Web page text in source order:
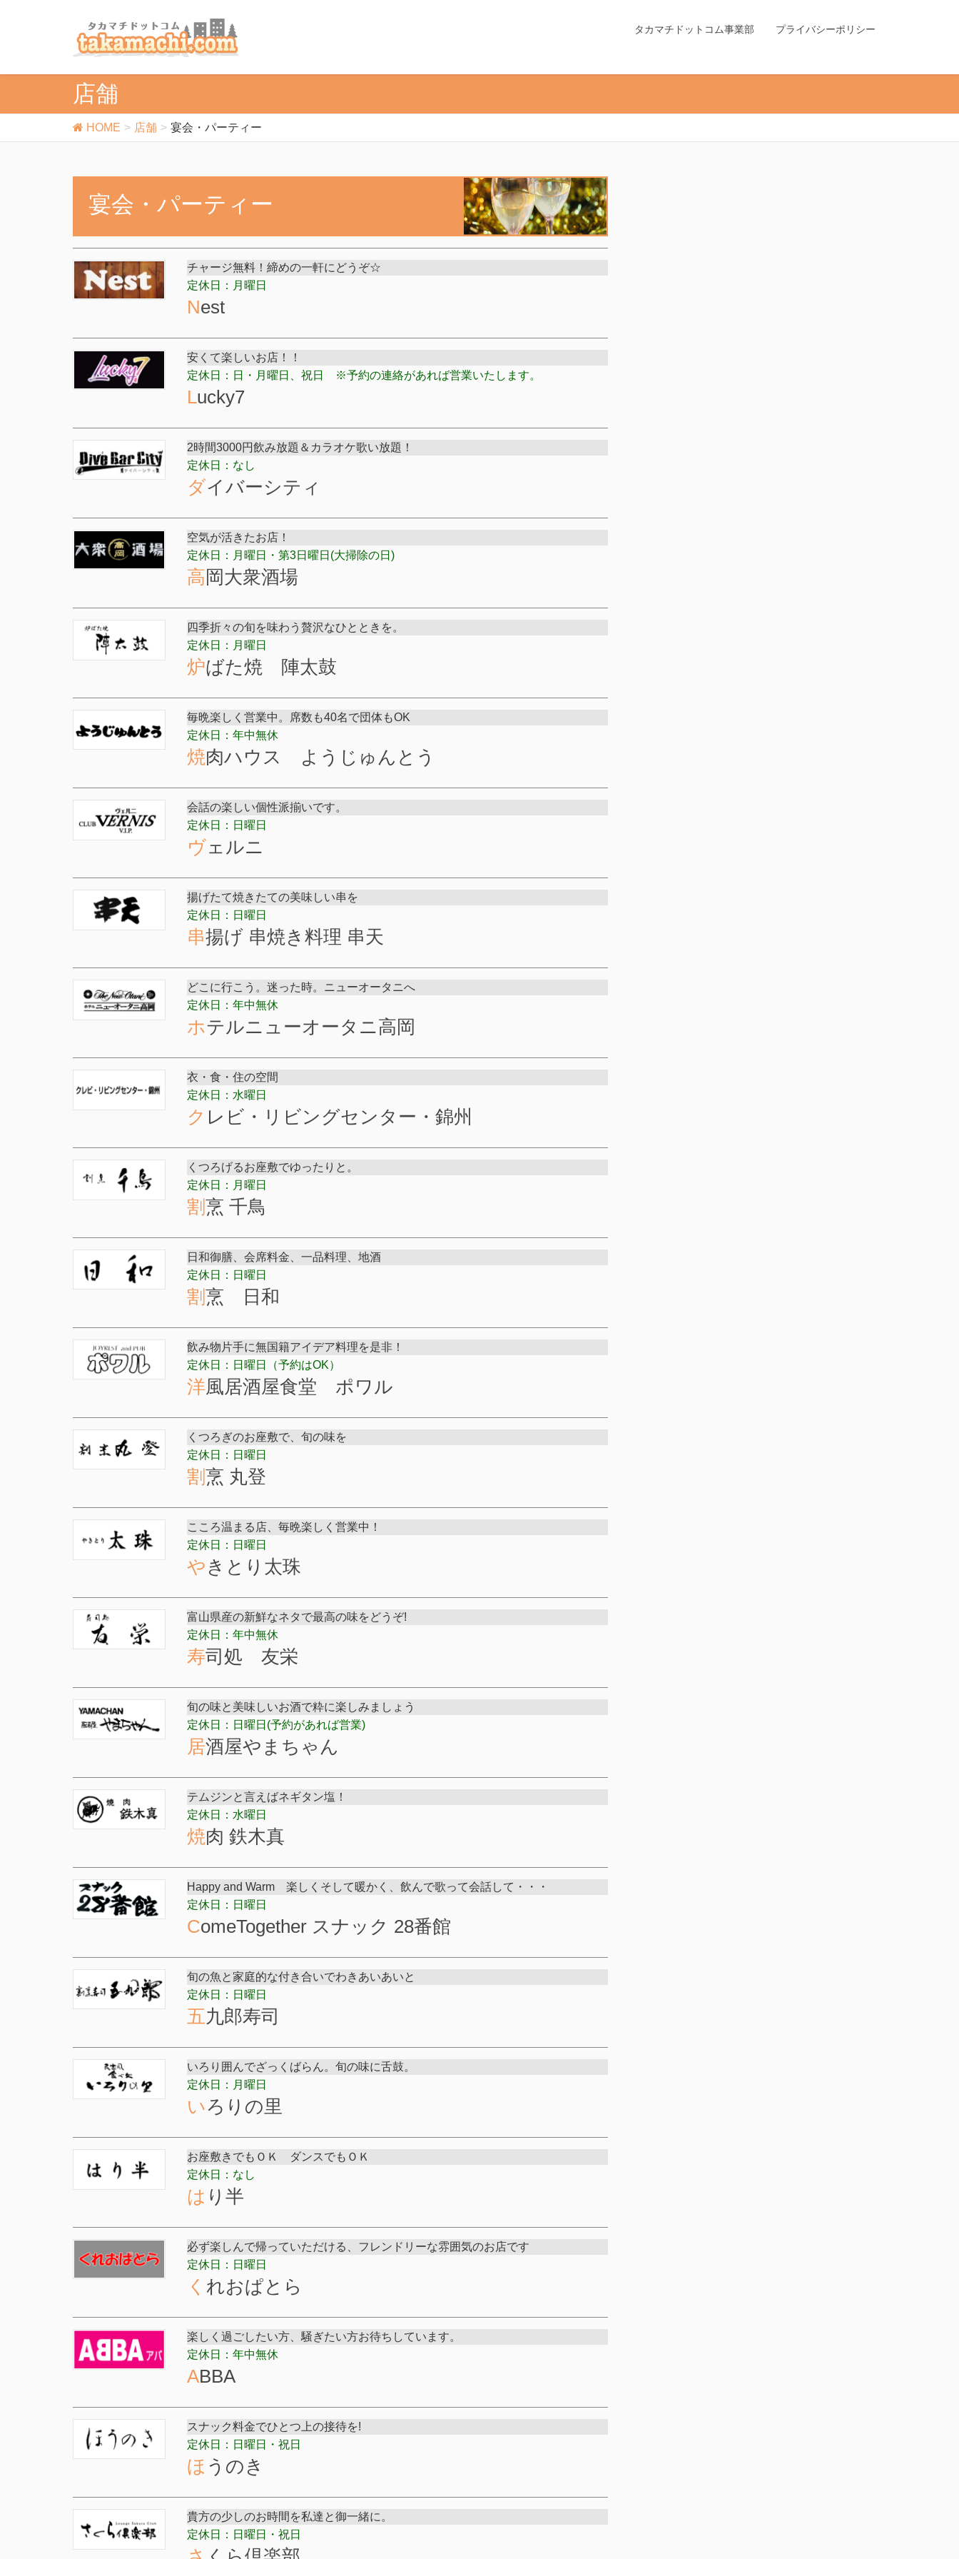
タカマチドットコム事業部 プライバシーポリシー
店舗
HOME 店舗 宴会・パーティー
宴会・パーティー
チャージ無料！締めの一軒にどうぞ☆
定休日：月曜日
Nest
安くて楽しいお店！！
定休日：日・月曜日、祝日 ※予約の連絡があれば営業いたします。
Lucky7
2時間3000円飲み放題＆カラオケ歌い放題！
定休日：なし
ダイバーシティ
空気が活きたお店！
定休日：月曜日・第3日曜日(大掃除の日)
高岡大衆酒場
四季折々の旬を味わう贅沢なひとときを。
定休日：月曜日
炉ばた焼 陣太鼓
毎晩楽しく営業中。席数も40名で団体もOK
定休日：年中無休
焼肉ハウス ようじゅんとう
会話の楽しい個性派揃いです。
定休日：日曜日
ヴェルニ
揚げたて焼きたての美味しい串を
定休日：日曜日
串揚げ 串焼き料理 串天
どこに行こう。迷った時。ニューオータニへ
定休日：年中無休
ホテルニューオータニ高岡
衣・食・住の空間
定休日：水曜日
クレビ・リビングセンター・錦州
くつろげるお座敷でゆったりと。
定休日：月曜日
割烹 千鳥
日和御膳、会席料金、一品料理、地酒
定休日：日曜日
割烹 日和
飲み物片手に無国籍アイデア料理を是非！
定休日：日曜日（予約はOK）
洋風居酒屋食堂 ポワル
くつろぎのお座敷で、旬の味を
定休日：日曜日
割烹 丸登
こころ温まる店、毎晩楽しく営業中！
定休日：日曜日
やきとり太珠
富山県産の新鮮なネタで最高の味をどうぞ!
定休日：年中無休
寿司処 友栄
旬の味と美味しいお酒で粋に楽しみましょう
定休日：日曜日(予約があれば営業)
居酒屋やまちゃん
テムジンと言えばネギタン塩！
定休日：水曜日
焼肉 鉄木真
Happy and Warm 楽しくそして暖かく、飲んで歌って会話して・・・
定休日：日曜日
ComeTogether スナック 28番館
旬の魚と家庭的な付き合いでわきあいあいと
定休日：日曜日
五九郎寿司
いろり囲んでざっくばらん。旬の味に舌鼓。
定休日：月曜日
いろりの里
お座敷きでもＯＫ ダンスでもＯＫ
定休日：なし
はり半
必ず楽しんで帰っていただける、フレンドリーな雰囲気のお店です
定休日：日曜日
くれおぱとら
楽しく過ごしたい方、騒ぎたい方お待ちしています。
定休日：年中無休
ABBA
スナック料金でひとつ上の接待を!
定休日：日曜日・祝日
ほうのき
貴方の少しのお時間を私達と御一緒に。
定休日：日曜日・祝日